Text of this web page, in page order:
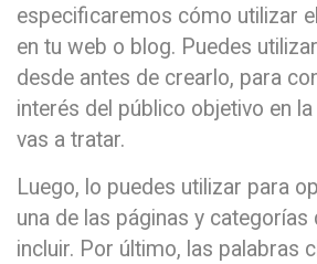
especificaremos cómo utilizar
en tu web o blog. Puedes
desde antes de crearlo, para
interés del público objetivo en
vas a tratar.
Luego, lo puedes utilizar para
una de las páginas y categorías
incluir. Por último, las palabras